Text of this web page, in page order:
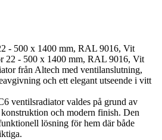
- 500 x 1400 mm, RAL 9016, Vit
från Altech med ventilanslutning,
och ett elegant utseende i vitt
ventilsradiator valdes på grund av
och modern finish. Den
lösning för hem där både